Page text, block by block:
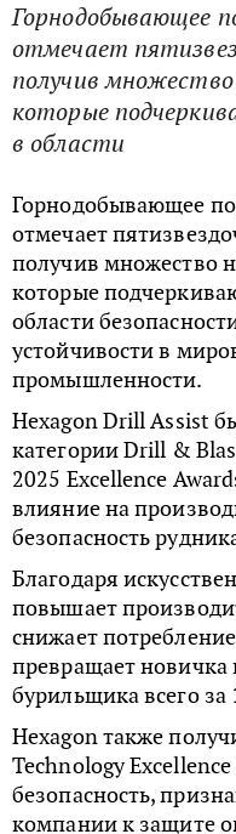
Горнодобывающее
отмечает
получив
которые
в области
Горнодобывающее
отмечает
получив множество
которые
области
устойчивости в
промышленности.
Hexagon Drill Assist
категории Drill &
2025 Excellence
влияние на
безопасность
Благодаря
повышает
снижает
превращает новичка
бурильщика всего за
Hexagon также
Technology
безопасность,
компании к защите